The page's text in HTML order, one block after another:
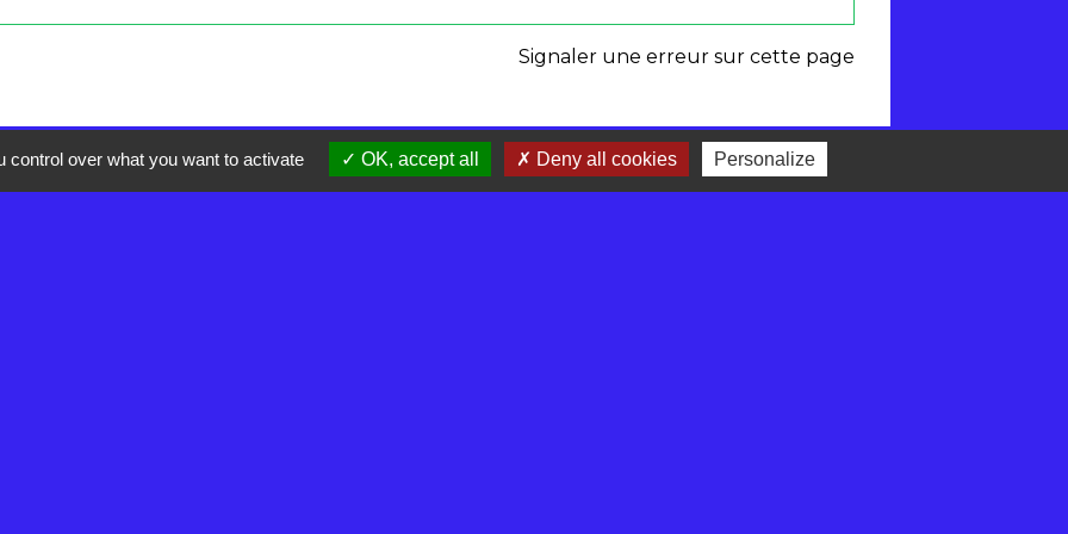
Signaler une erreur sur cette page
over what you want to activate OK, accept all Deny all cookies Personalize